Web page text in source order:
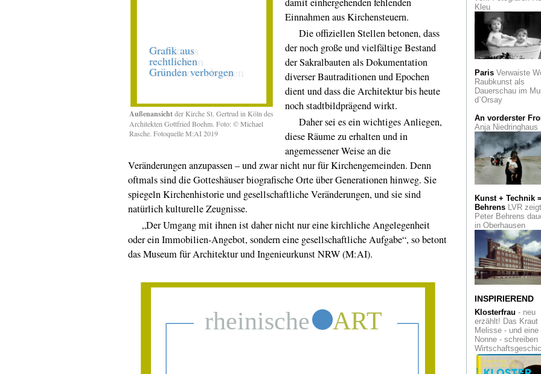
Außenansichtder Kirche St. Gertrud in Köln des
Architekten Gottfried Boehm. Foto: © Michael
Rasche. Fotoquelle M:AI 2019
Einnahmen aus Kirchensteuern.
Die offiziellen Stellen betonen, dass
der noch große und vielfältige Bestand
der Sakralbauten als Dokumentation
diverser Bautraditionen und Epochen
dient und dass die Architektur bis heute
noch stadtbildprägend wirkt.
Daher sei es ein wichtiges Anliegen,
diese Räume zu erhalten und in
angemessener Weise an die
Veränderungen anzupassen – und zwar nicht nur für Kirchengemeinden. Denn
oftmals sind die Gotteshäuser biografische Orte über Generationen hinweg. Sie
spiegeln Kirchenhistorie und gesellschaftliche Veränderungen, und sie sind
natürlich kulturelle Zeugnisse.
„Der Umgang mit ihnen ist daher nicht nur eine kirchliche Angelegenheit
oder ein Immobilien-Angebot, sondern eine gesellschaftliche Aufgabe“, so betont
das Museum für Architektur und Ingenieurkunst NRW (M:AI).
Köln zeigt seinen
berühmten Sohn
200. Geburtstag
Käthe Kollwitz
umfangreiche
Meisterhaft Le
Corbusier im Comic
"Der Pavillon". Ein
Architektur-Krimi
"Rinnsteinkunst"
Berlin im Kölner
Kollwitz Museum
Louvre Lens zeigt
"Klein Polen" in
Schloss Moyland
einen wenig
Wilhelm Busch
Art DüsseldorfDie
dritte Ausgabe der
Kunstmesse zeigt
offen
Plakativesvon Shin
Matsunaga im
Folkwang Museum
Lebenzwischen
Kraftwerken und
Karottenfeldern.
Foto-Inventur in
Kleu
ParisVerwaiste
Raubkunst als
Dauerschau im
d`Orsay
An vorderster
Anja Niedringhaus
Kunst + Technik =
BehrensLVR zeigt
Peter Behrens
in Oberhausen
INSPIRIEREND
Klosterfrau - neu
erzählt! Das Kraut
Melisse - und eine
Nonne - schreiben